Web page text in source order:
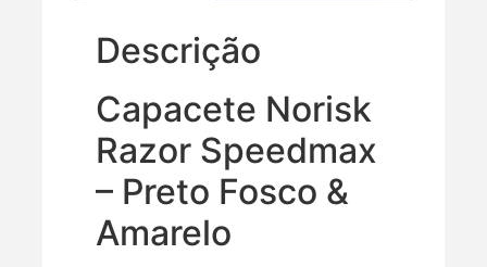
Descrição
Capacete Norisk
Razor Speedmax
– Preto Fosco &
Amarelo